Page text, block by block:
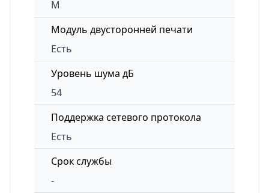
M
Модуль двусторонней печати
Есть
Уровень шума дБ
54
Поддержка сетевого протокола
Есть
Срок службы
-